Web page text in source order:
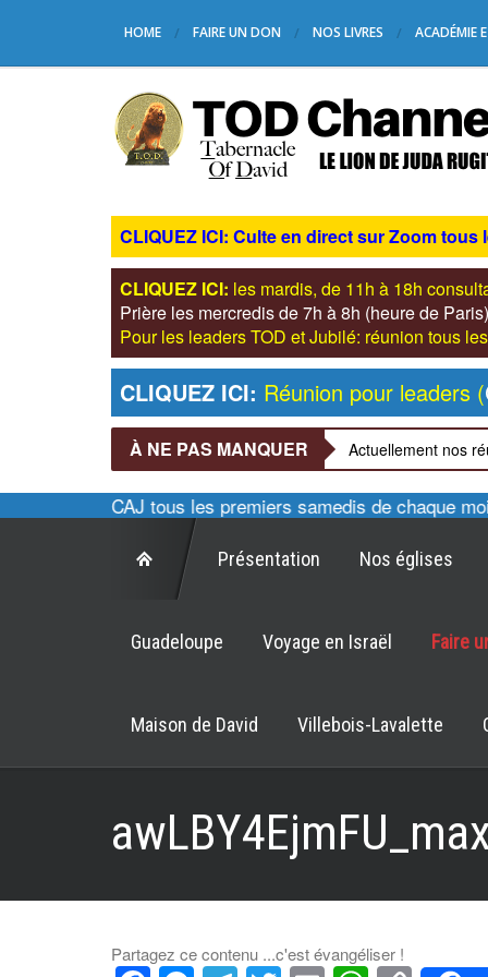
HOME FAIRE UN DON NOS LIVRES ACADÉMIE
CLIQUEZ ICI: Culte en direct sur Zoom
CLIQUEZ ICI: les mardis, de 11h à 18h
Prière les mercredis de 7h à 8h (heure de
Pour les leaders TOD et Jubilé: réunion tous
CLIQUEZ ICI: Réunion pour leaders (
À NE PAS MANQUER Actuellement nos
des CAJ tous les premiers samedis de chaque
Présentation Nos églises
Guadeloupe Voyage en Israël Faire
Maison de David Villebois-Lavalette
Partagez ce contenu ...c'est évangéliser !